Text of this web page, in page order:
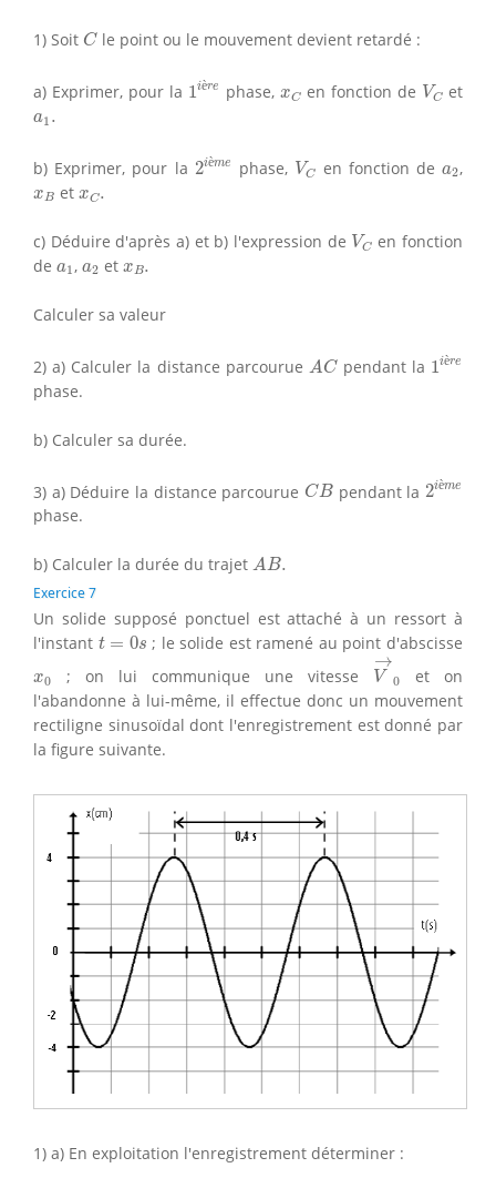
1) Soit C
Cle point ou le mouvement devient retardé :
a) Exprimer, pour la 1ière
1ièr
phase, xC
xC en fonction de VC
VC et
a1 .
a1
b) Exprimer, pour la 2ième
2ièm
phase, VC
VC en fonction dea2
a2,
xB
xB et xC.
xC
c) Déduire d'après a) et b) l'expression de VC
VC en fonction
de a1
a1, a2
a2 et xB.
xB
Calculer sa valeur
2) a) Calculer la distance parcourue AC
ACpendant la 1ière
1ièr
phase.
b) Calculer sa durée.
3) a) Déduire la distance parcourue CB
CBpendant la 2ième
2ièm
phase.
b) Calculer la durée du trajet AB.
A B.
Exercice 7
Un solide supposé ponctuel est attaché à un ressort à
l'instant t = 0s
t=0 s ; le solide est ramené au point d'abscisse
x0
x0 ; on lui communique une vitesse
→
V 0
V→0
et on
l'abandonne à lui-même, il effectue donc un mouvement
rectiligne sinusoïdal dont l'enregistrement est donné par
la figure suivante.
1) a) En exploitation l'enregistrement déterminer :